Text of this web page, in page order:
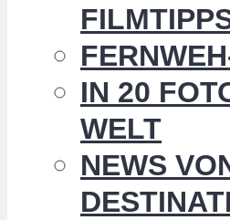
IN 20
WELT
NEWS